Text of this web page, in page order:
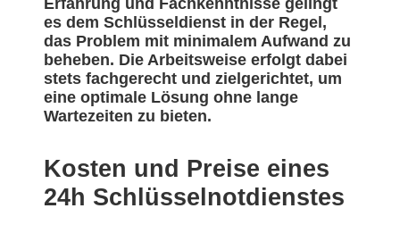
Erfahrung und Fachkenntnisse gelingt
es dem Schlüsseldienst in der Regel,
das Problem mit minimalem Aufwand zu
beheben. Die Arbeitsweise erfolgt dabei
stets fachgerecht und zielgerichtet, um
eine optimale Lösung ohne lange
Wartezeiten zu bieten.
Kosten und Preise eines
24h Schlüsselnotdienstes